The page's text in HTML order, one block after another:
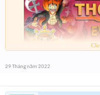
Thể lệ tham gia:
- Tất cả người chơi
29 Tháng năm 2022